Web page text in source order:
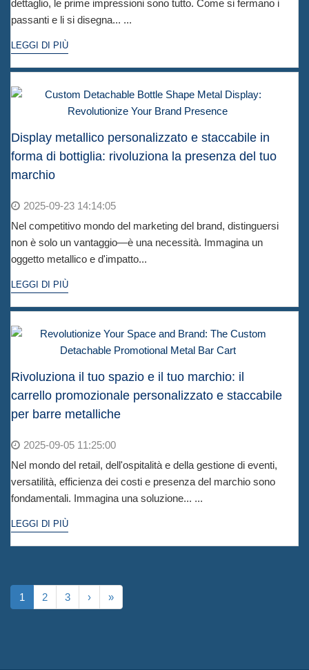
dettaglio, le prime impressioni sono tutto. Come si fermano i
passanti e li si disegna... ...
LEGGI DI PIÙ
Display metallico personalizzato e staccabile in
forma di bottiglia: rivoluziona la presenza del tuo
marchio
2025-09-23 14:14:05
Nel competitivo mondo del marketing del brand, distinguersi
non è solo un vantaggio—è una necessità. Immagina un
oggetto metallico e d'impatto...
LEGGI DI PIÙ
Rivoluziona il tuo spazio e il tuo marchio: il
carrello promozionale personalizzato e staccabile
per barre metalliche
2025-09-05 11:25:00
Nel mondo del retail, dell'ospitalità e della gestione di eventi,
versatilità, efficienza dei costi e presenza del marchio sono
fondamentali. Immagina una soluzione... ...
LEGGI DI PIÙ
1 2 3 › »